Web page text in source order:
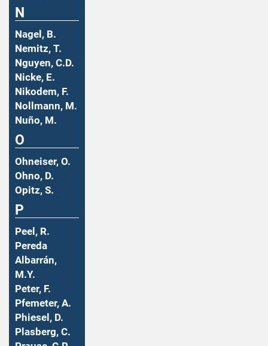
N
Nagel, B.
Nemitz, T.
Nguyen, C.D.
Nicke, E.
Nikodem, F.
Nollmann, M.
Nuño, M.
O
Ohneiser, O.
Ohno, D.
Opitz, S.
P
Peel, R.
Pereda
Albarrán,
M.Y.
Peter, F.
Pfemeter, A.
Phiesel, D.
Plasberg, C.